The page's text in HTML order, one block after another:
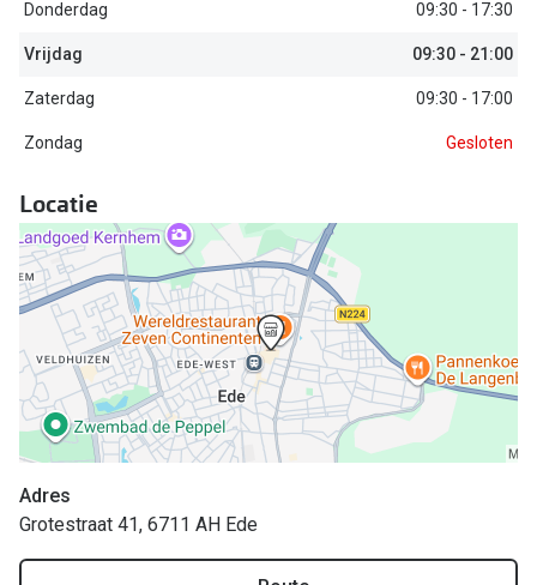
Merken
Ray-Ban
DbyD
Michael Kors
Emporio Armani
Unofficial
Oakley
Ralph Lauren
Alle brillen merken
Biofinity
Dailies
Alle
Lenzen
Alles
Donderdag 09:30 - 17:30
Vrijdag 09:30 - 21:00
Zaterdag 09:30 - 17:00
Zondag Gesloten
Locatie
Adres
Grotestraat 41, 6711 AH Ede